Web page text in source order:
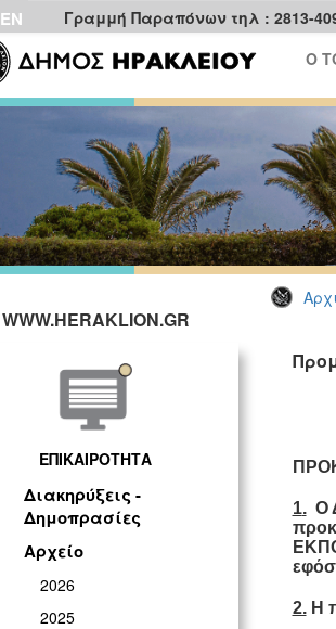
EN Γραμμή Παραπόνων τηλ : 2813-
Ο
WWW.HERAKLION.GR
ΕΠΙΚΑΙΡΟΤΗΤΑ
Διακηρύξεις -
Δημοπρασίες
Αρχείο
2026
2025
1.Ο
2. Η